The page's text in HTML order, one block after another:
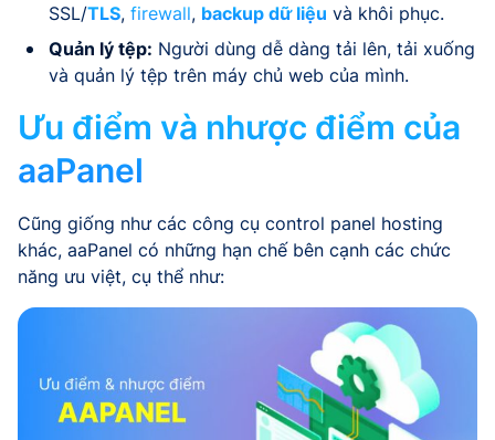
SSL/TLS, firewall, backup dữ liệu và khôi phục.
Quản lý tệp: Người dùng dễ dàng tải lên, tải xuống
và quản lý tệp trên máy chủ web của mình.
Ưu điểm và nhược điểm của
aaPanel
Cũng giống như các công cụ control panel hosting
khác, aaPanel có những hạn chế bên cạnh các chức
năng ưu việt, cụ thể như: